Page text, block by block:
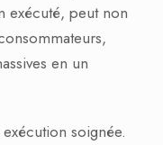
exécuté, peut non
en un
soignée.